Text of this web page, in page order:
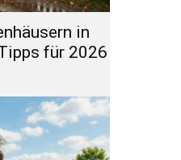
in
für 2026